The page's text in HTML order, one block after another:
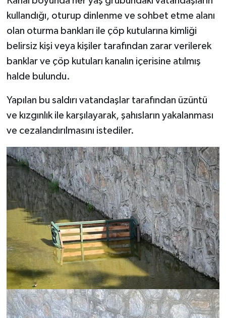
kullandığı, oturup dinlenme ve sohbet etme alanı
olan oturma bankları ile çöp kutularına kimliği
belirsiz kişi veya kişiler tarafından zarar verilerek
banklar ve çöp kutuları kanalın içerisine atılmış
halde bulundu.
Yapılan bu saldırı vatandaşlar tarafından üzüntü
ve kızgınlık ile karşılayarak, şahısların yakalanması
ve cezalandırılmasını istediler.